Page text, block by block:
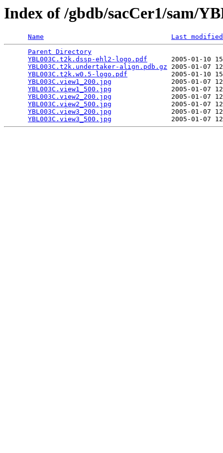
Index of /gbdb/sacCer1/sam/
Name
Last modified
Parent Directory
YBL003C.t2k.dssp-ehl2-logo.pdf
2005-01-10
YBL003C.t2k.undertaker-align.pdb.gz 2005-01-07
YBL003C.t2k.w0.5-logo.pdf
2005-01-10
YBL003C.view1_200.jpg
2005-01-07
YBL003C.view1_500.jpg
2005-01-07
YBL003C.view2_200.jpg
2005-01-07
YBL003C.view2_500.jpg
2005-01-07
YBL003C.view3_200.jpg
2005-01-07
YBL003C.view3_500.jpg